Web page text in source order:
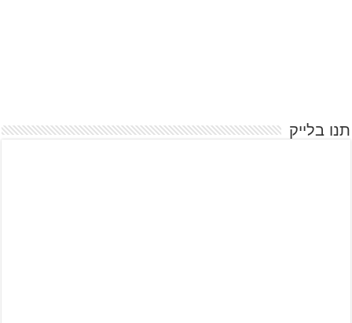
תנו בלייק